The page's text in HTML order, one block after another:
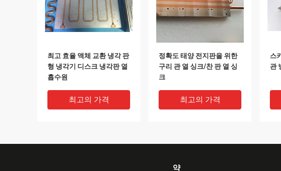
최고 효율 액체 교환 냉각 판
형 냉각기 디스크 냉각판 열
흡수원
최고의 가격
정확도 태양 전지판을 위한
구리 관 열 싱크/찬 판 열 싱
크
최고의 가격
스
관
약